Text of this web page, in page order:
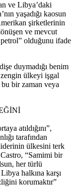
ve Libya’daki
yaşadığı kaosun
şirketlerinin
ve mevcut
olduğunu ifade
duymadığı benim
ülkeyi işgal
bir zaman veya
atıldığını”,
tarafından
ülkesini terk
“Samimi bir
her türlü
halkına karşı
korumaktır”